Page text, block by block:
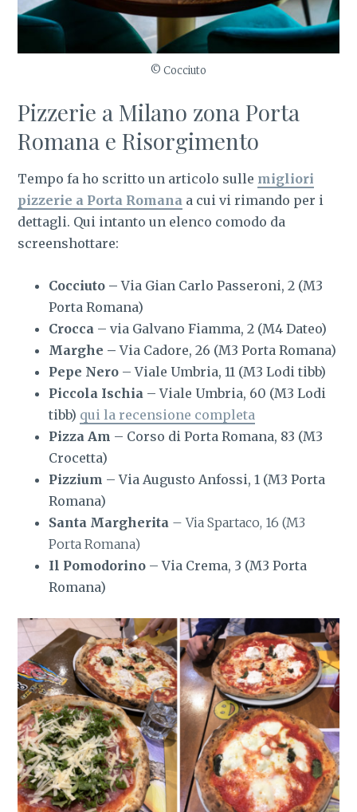
© Cocciuto
Pizzerie a Milano zona Porta
Romana e Risorgimento
Tempo fa ho scritto un articolo sulle migliori
pizzerie a Porta Romana a cui vi rimando per i
dettagli. Qui intanto un elenco comodo da
screenshottare:
Cocciuto –Via Gian Carlo Passeroni, 2 (M3
Porta Romana)
Crocca – via Galvano Fiamma, 2 (M4 Dateo)
Marghe –Via Cadore, 26 (M3 Porta Romana)
Pepe Nero– Viale Umbria, 11 (M3 Lodi tibb)
Piccola Ischia – Viale Umbria, 60 (M3 Lodi
tibb) qui la recensione completa
Pizza Am – Corso di Porta Romana, 83 (M3
Crocetta)
Pizzium – Via Augusto Anfossi, 1 (M3 Porta
Romana)
Santa Margherita – Via Spartaco, 16 (M3
Porta Romana)
Il Pomodorino– Via Crema, 3 (M3 Porta
Romana)